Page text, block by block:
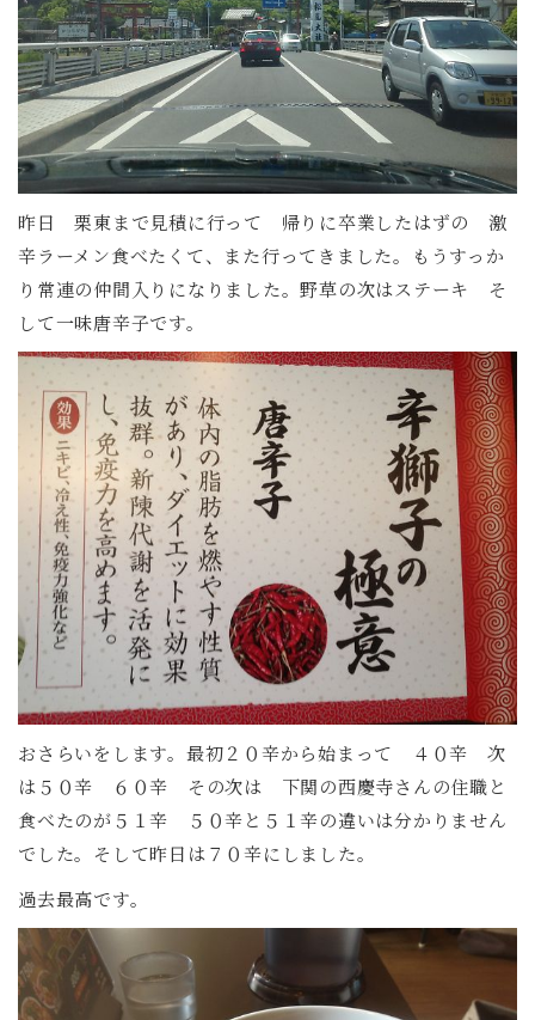
昨日 栗東まで見積に行って 帰りに卒業したはずの 激
辛ラーメン食べたくて、また行ってきました。もうすっか
り常連の仲間入りになりました。野草の次はステーキ そ
して一味唐辛子です。
おさらいをします。最初２０辛から始まって ４０辛 次
は５０辛 ６０辛 その次は 下関の西慶寺さんの住職と
食べたのが５１辛 ５０辛と５１辛の違いは分かりません
でした。そして昨日は７０辛にしました。
過去最高です。